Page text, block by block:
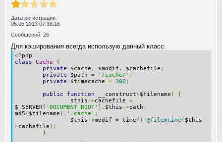
Дата регистрации:
06.05.2013 07:38:16
Сообщений: 26
Для кэширования всегда использую данный класс.
<?php
class
Cache
{
private $cache , $modif , $cachefile ;
private $path = '/cache/' ;
private $timecache = 300 ;
public
function __construct ( $filename )
{
$this ->cachefile =
$_SERVER
'DOCUMENT_ROOT' ]. $this ->path .
md5 ( $filename ). '.cache' ;
$this ->modif = time ()-@filemtime ( $this -
>cachefile );
}